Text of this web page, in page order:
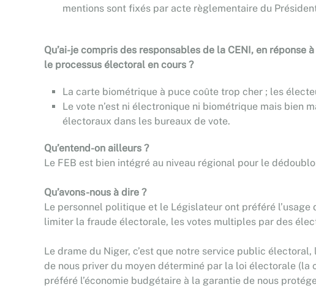
mentions sont fixés par acte règlementaire du
Qu’ai-je compris des responsables de la CENI, en
le processus électoral en cours ?
La carte biométrique à puce coûte trop cher ; les
Le vote n’est ni électronique ni biométrique mais bien
électoraux dans les bureaux de vote.
Qu’entend-on ailleurs ?
Le FEB est bien intégré au niveau régional pour le
Qu’avons-nous à dire ?
Le personnel politique et le Législateur ont préféré
limiter la fraude électorale, les votes multiples par des
Le drame du Niger, c’est que notre service public
de nous priver du moyen déterminé par la loi électorale
préféré l’économie budgétaire à la garantie de nous